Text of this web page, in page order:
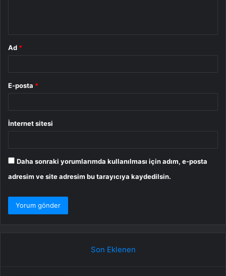
Ad *
E-posta *
İnternet sitesi
Daha sonraki yorumlarımda kullanılması için adım, e-posta
adresim ve site adresim bu tarayıcıya kaydedilsin.
Son Eklenen